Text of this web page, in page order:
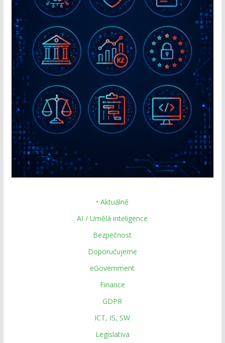
• Aktuálně
AI / Umělá inteligence
Bezpečnost
Doporučujeme
eGovernment
Finance
GDPR
ICT, IS, SW
Legislativa